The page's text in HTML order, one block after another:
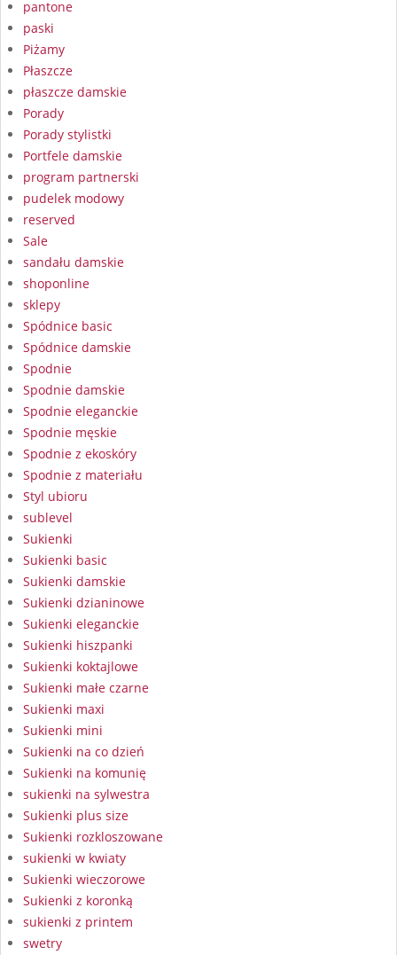
pantone
paski
Piżamy
Płaszcze
płaszcze damskie
Porady
Porady stylistki
Portfele damskie
program partnerski
pudelek modowy
reserved
Sale
sandału damskie
shoponline
sklepy
Spódnice basic
Spódnice damskie
Spodnie
Spodnie damskie
Spodnie eleganckie
Spodnie męskie
Spodnie z ekoskóry
Spodnie z materiału
Styl ubioru
sublevel
Sukienki
Sukienki basic
Sukienki damskie
Sukienki dzianinowe
Sukienki eleganckie
Sukienki hiszpanki
Sukienki koktajlowe
Sukienki małe czarne
Sukienki maxi
Sukienki mini
Sukienki na co dzień
Sukienki na komunię
sukienki na sylwestra
Sukienki plus size
Sukienki rozkloszowane
sukienki w kwiaty
Sukienki wieczorowe
Sukienki z koronką
sukienki z printem
swetry